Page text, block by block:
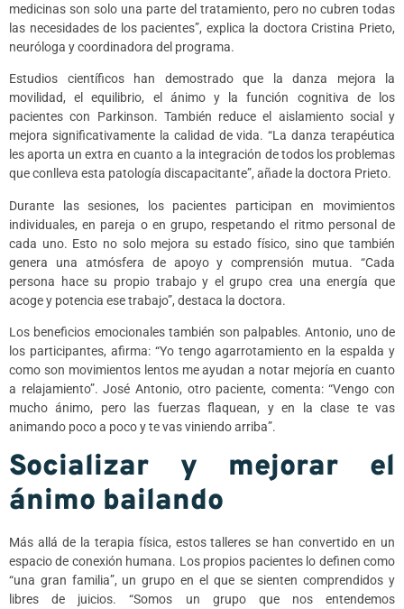
medicinas son solo una parte del tratamiento, pero no cubren todas
las necesidades de los pacientes”, explica la doctora Cristina Prieto,
neuróloga y coordinadora del programa.
Estudios científicos han demostrado que la danza mejora la
movilidad, el equilibrio, el ánimo y la función cognitiva de los
pacientes con Parkinson. También reduce el aislamiento social y
mejora significativamente la calidad de vida. “La danza terapéutica
les aporta un extra en cuanto a la integración de todos los problemas
que conlleva esta patología discapacitante”, añade la doctora Prieto.
Durante las sesiones, los pacientes participan en movimientos
individuales, en pareja o en grupo, respetando el ritmo personal de
cada uno. Esto no solo mejora su estado físico, sino que también
genera una atmósfera de apoyo y comprensión mutua. “Cada
persona hace su propio trabajo y el grupo crea una energía que
acoge y potencia ese trabajo”, destaca la doctora.
Los beneficios emocionales también son palpables. Antonio, uno de
los participantes, afirma: “Yo tengo agarrotamiento en la espalda y
como son movimientos lentos me ayudan a notar mejoría en cuanto
a relajamiento”. José Antonio, otro paciente, comenta: “Vengo con
mucho ánimo, pero las fuerzas flaquean, y en la clase te vas
animando poco a poco y te vas viniendo arriba”.
Socializar y mejorar el
ánimo bailando
Más allá de la terapia física, estos talleres se han convertido en un
espacio de conexión humana. Los propios pacientes lo definen como
“una gran familia”, un grupo en el que se sienten comprendidos y
libres de juicios. “Somos un grupo que nos entendemos